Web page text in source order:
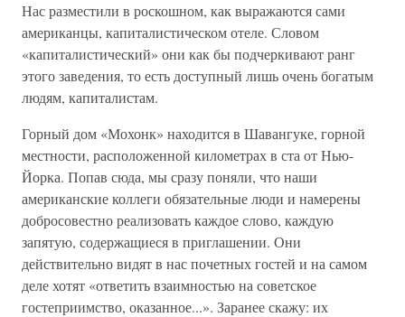
Нас разместили в роскошном, как выражаются сами
американцы, капиталистическом отеле. Словом
«капиталистический» они как бы подчеркивают ранг
этого заведения, то есть доступный лишь очень богатым
людям, капиталистам.
Горный дом «Мохонк» находится в Шавангуке, горной
местности, расположенной километрах в ста от Нью-
Йорка. Попав сюда, мы сразу поняли, что наши
американские коллеги обязательные люди и намерены
добросовестно реализовать каждое слово, каждую
запятую, содержащиеся в приглашении. Они
действительно видят в нас почетных гостей и на самом
деле хотят «ответить взаимностью на советское
гостеприимство, оказанное...». Заранее скажу: их